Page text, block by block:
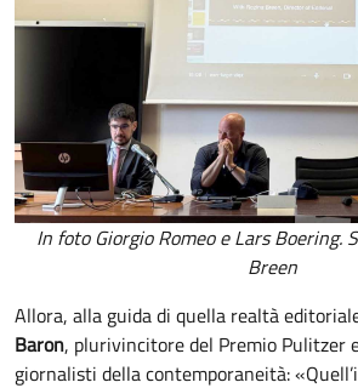
In foto Giorgio Romeo e Lars Boering.
Breen
Allora, alla guida di quella realtà
Baron, plurivincitore del Premio Pulitzer
giornalisti della contemporaneità: